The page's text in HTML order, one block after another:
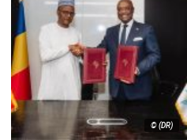
© (DR)